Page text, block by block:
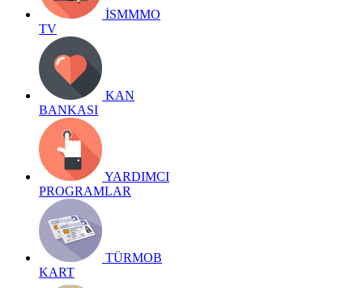
İSMMMO
TV
KAN
BANKASI
YARDIMCI
PROGRAMLAR
TÜRMOB
KART